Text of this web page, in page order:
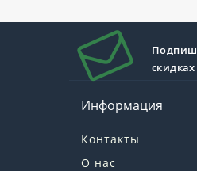
Информация
Контакты
О нас